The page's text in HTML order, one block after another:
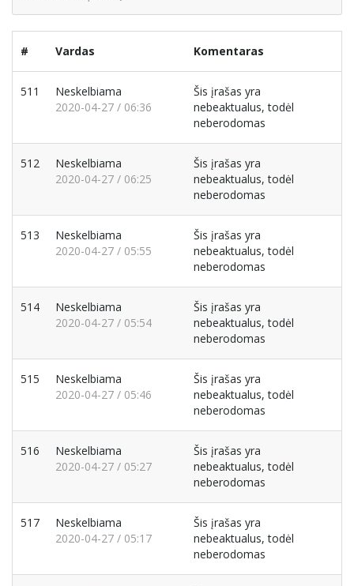
# Vardas Komentaras
511
Neskelbiama
2020-04-27 / 06:36
Šis įrašas yra
nebeaktualus, todėl
neberodomas
512
Neskelbiama
2020-04-27 / 06:25
Šis įrašas yra
nebeaktualus, todėl
neberodomas
513
Neskelbiama
2020-04-27 / 05:55
Šis įrašas yra
nebeaktualus, todėl
neberodomas
514
Neskelbiama
2020-04-27 / 05:54
Šis įrašas yra
nebeaktualus, todėl
neberodomas
515
Neskelbiama
2020-04-27 / 05:46
Šis įrašas yra
nebeaktualus, todėl
neberodomas
516
Neskelbiama
2020-04-27 / 05:27
Šis įrašas yra
nebeaktualus, todėl
neberodomas
517
Neskelbiama
2020-04-27 / 05:17
Šis įrašas yra
nebeaktualus, todėl
neberodomas